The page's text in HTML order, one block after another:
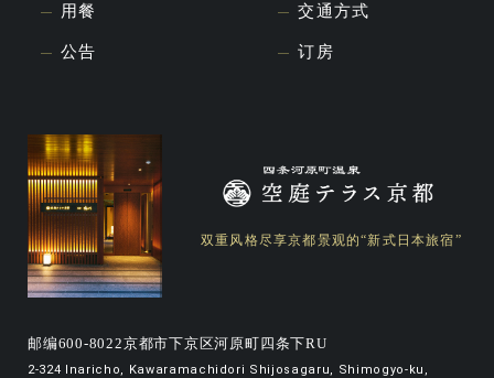
双重风格尽享京都景观的“新式日本旅宿”
邮编600-8022京都市下京区河原町四条下RU
2-324 Inaricho, Kawaramachidori Shijosagaru, Shimogyo-ku,
用餐 交通方式
公告 订房